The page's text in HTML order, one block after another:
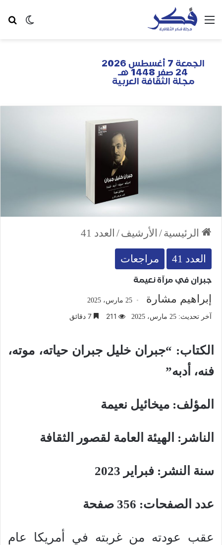
الجمعة 7 أغسطس 2026
24 صفر 1448 هـ
مجلة الثقافة العربية
الرئيسية/ الأرشيف/ العدد 41
العدد 41 مراجعات
جبران في مرآة نعيمة
إبراهيم مشارة 25 مارس، 2025
آخر تحديث: 25 مارس، 2025 211
الكتاب: “جبران خليل جبران حياته، موته،
فنه، أدبه”
المؤلف: ميخائيل نعيمة
الناشر: الهيئة العامة لقصور الثقافة
سنة النشر: فبراير 2023
عدد الصفحات: 356 صفحة
عقب عودته من غربته في أمريكا عام